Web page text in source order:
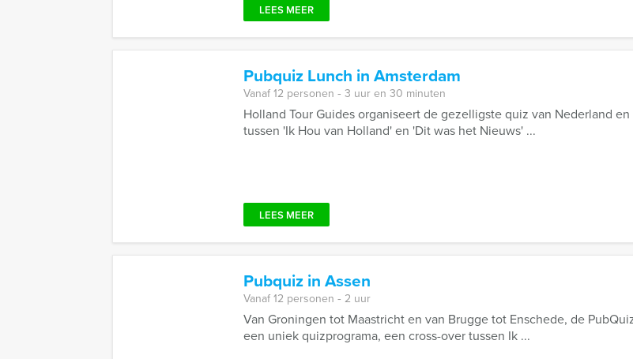
LEES MEER
Pubquiz Lunch in Amsterdam
Vanaf 12 personen ‐ 3 uur en 30 minuten
Holland Tour Guides organiseert de gezelligste quiz van Nederland
tussen 'Ik Hou van Holland' en 'Dit was het Nieuws' ...
LEES MEER
Pubquiz in Assen
Vanaf 12 personen ‐ 2 uur
Van Groningen tot Maastricht en van Brugge tot Enschede, de
een uniek quizprograma, een cross-over tussen Ik ...